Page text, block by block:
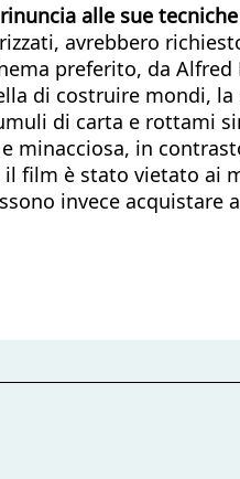
alle sue
avrebbero
preferito, da Alfred
di costruire mondi, la
di carta e
in
film è stato vietato ai
invece